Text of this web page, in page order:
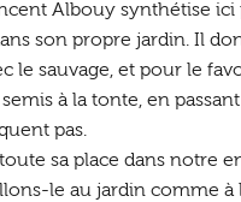
Albouy synthétise
son propre jardin. Il
le sauvage, et pour le
à la tonte, en
pas.
sa place dans notre
le au jardin comme à